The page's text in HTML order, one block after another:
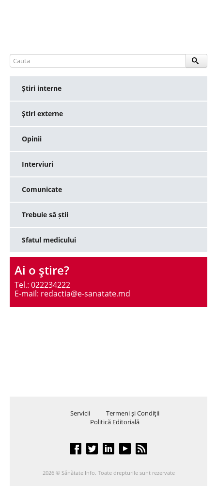
Ştiri interne
Ştiri externe
Opinii
Interviuri
Comunicate
Trebuie să știi
Sfatul medicului
Ai o ştire?
Tel.: 022234222
E-mail: redactia@e-sanatate.md
Servicii
Termeni şi Condiţii
Politică Editorială
2026 © Sănătate Info. Toate drepturile sunt rezervate